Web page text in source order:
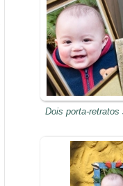
Dois porta-retratos